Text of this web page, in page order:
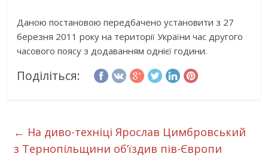
Даною постановою передбачено установити з 27
березня 2011 року на території України час другого
часового поясу з додаванням однієї години.
Поділіться:
← На диво-техніці Ярослав Цимбровський
з Тернопільщини об’їздив пів-Європи